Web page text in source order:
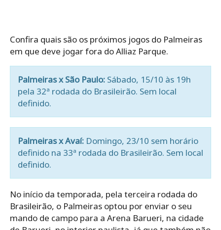
Confira quais são os próximos jogos do Palmeiras
em que deve jogar fora do Alliaz Parque.
Palmeiras x São Paulo: Sábado, 15/10 às 19h
pela 32ª rodada do Brasileirão. Sem local
definido.
Palmeiras x Avaí: Domingo, 23/10 sem horário
definido na 33ª rodada do Brasileirão. Sem local
definido.
No início da temporada, pela terceira rodada do
Brasileirão, o Palmeiras optou por enviar o seu
mando de campo para a Arena Barueri, na cidade